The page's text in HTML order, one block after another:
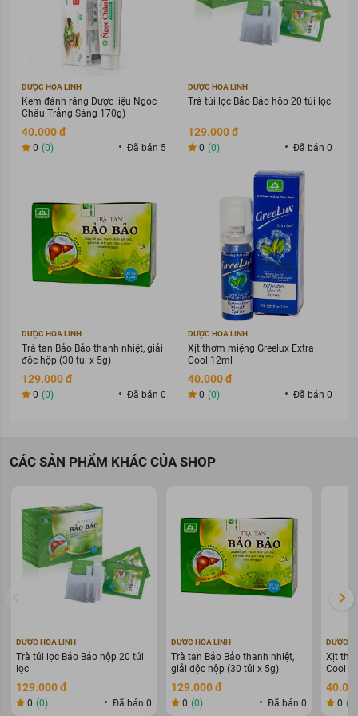
DƯỢC HOA LINH
Kem đánh răng Dược liệu Ngọc
Châu Trắng Sáng 170g)
40.000 đ
0 (0) Đã bán 5
DƯỢC HOA LINH
Trà túi lọc Bảo Bảo hộp 20 túi lọc
129.000 đ
0 (0) Đã bán 0
DƯỢC HOA LINH
Trà tan Bảo Bảo thanh nhiệt, giải
độc hộp (30 túi x 5g)
129.000 đ
0 (0) Đã bán 0
DƯỢC HOA LINH
Xịt thơm miệng Greelux Extra
Cool 12ml
40.000 đ
0 (0) Đã bán 0
CÁC SẢN PHẨM KHÁC CỦA SHOP
DƯỢC HOA LINH
Trà túi lọc Bảo Bảo hộp 20 túi
lọc
129.000 đ
0 (0) Đã bán 0
DƯỢC HOA LINH
Trà tan Bảo Bảo thanh nhiệt,
giải độc hộp (30 túi x 5g)
129.000 đ
0 (0) Đã bán 0
DƯỢC
Xịt
Cool
0 (0)